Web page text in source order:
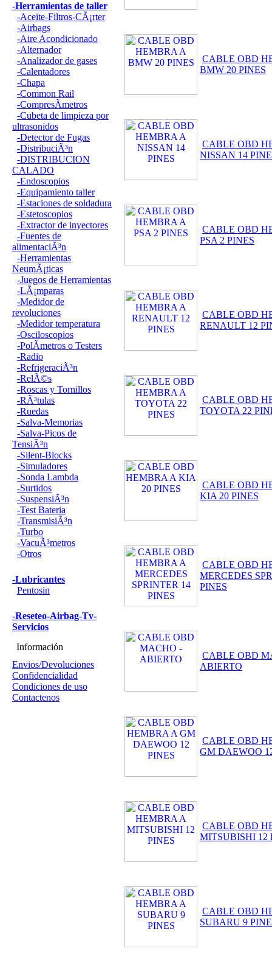
-Herramientas de taller
-Aceite-Filtros-CÃ¡rter
-Airbags
-Aire Acondicionado
-Alternador
-Analizador de gases
-Calentadores
-Chapa
-Common Rail
-CompresÃ­metros
-Cubeta de limpieza por
ultrasonidos
-Detector de Fugas
-DistribuciÃ³n
-DISTRIBUCION
CALADO
-Endoscopios
-Equipamiento taller
-Estaciones de soldadura
-Estetoscopios
-Extractor de inyectores
-Fuentes de
alimentaciÃ³n
-Herramientas
NeumÃ¡ticas
-Juegos de Herramientas
-LÃ¡mparas
-Medidor de
revoluciones
-Medidor temperatura
-Osciloscopios
-PolÃ­metros o Testers
-Radio
-RefrigeraciÃ³n
-RelÃ©s
-Roscas y Tornillos
-RÃ³tulas
-Ruedas
-Salva-Memorias
-Salva-Picos de
TensiÃ³n
-Silent-Blocks
-Simuladores
-Sonda Lambda
-Surtidos
-SuspensiÃ³n
-Test Bateria
-TransmisiÃ³n
-Turbo
-VacuÃ³metros
-Otros
-Lubricantes
Pentosin
-Reseteo-Airbag-Tv-
Servicios
Información
Envios/Devoluciones
Confidencialidad
Condiciones de uso
Contactenos
CABLE OBD
BMW 20 PINES
CABLE OBD
NISSAN 14
CABLE OBD
PSA 2 PINES
CABLE OBD
RENAULT 12
CABLE OBD
TOYOTA 22
CABLE OBD
KIA 20 PINES
CABLE OBD
MERCEDES
PINES
CABLE OBD
ABIERTO
CABLE OBD
GM DAEWOO
CABLE OBD
MITSUBISHI 12
CABLE OBD
SUBARU 9